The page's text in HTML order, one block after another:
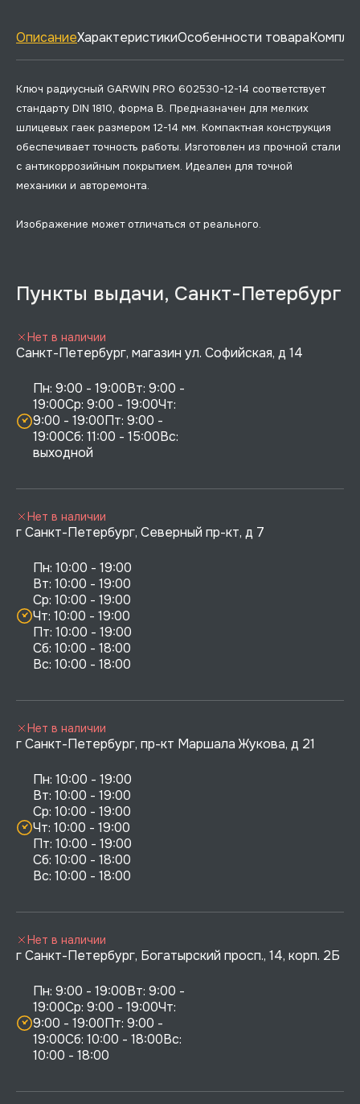
ОписаниеХарактеристикиОсобенности товара
Ключ радиусный GARWIN PRO 602530-12-14 соответствует
стандарту DIN 1810, форма B. Предназначен для мелких
шлицевых гаек размером 12-14 мм. Компактная конструкция
обеспечивает точность работы. Изготовлен из прочной стали
с антикоррозийным покрытием. Идеален для точной
механики и авторемонта.
Изображение может отличаться от реального.
Пункты выдачи, Санкт-Петербург
Санкт-Петербург, магазин ул. Софийская, д 14
Пн: 9:00 - 19:00Вт: 9:00 -
19:00Ср: 9:00 - 19:00Чт:
9:00 - 19:00Пт: 9:00 -
19:00Сб: 11:00 - 15:00Вс:
выходной
Нет в наличии
г Санкт-Петербург, Северный пр-кт, д 7
Пн: 10:00 - 19:00
Вт: 10:00 - 19:00
Ср: 10:00 - 19:00
Чт: 10:00 - 19:00
Пт: 10:00 - 19:00
Сб: 10:00 - 18:00
Нет в наличии
г Санкт-Петербург, пр-кт Маршала Жукова, д 21
Пн: 10:00 - 19:00
Вт: 10:00 - 19:00
Ср: 10:00 - 19:00
Чт: 10:00 - 19:00
Пт: 10:00 - 19:00
Сб: 10:00 - 18:00
Нет в наличии
г Санкт-Петербург, Богатырский просп., 14, корп. 2Б
Пн: 9:00 - 19:00Вт: 9:00 -
19:00Ср: 9:00 - 19:00Чт:
9:00 - 19:00Пт: 9:00 -
19:00Сб: 10:00 - 18:00Вс:
10:00 - 18:00
Нет в наличии